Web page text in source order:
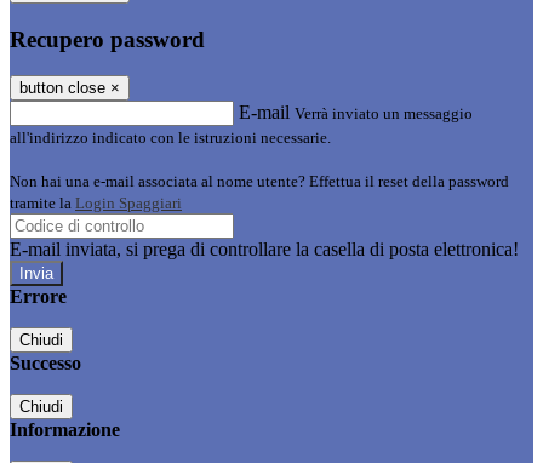
Recupero password
button close ×
E-mail Verrà inviato un messaggio
all'indirizzo indicato con le istruzioni necessarie.
Non hai una e-mail associata al nome utente? Effettua il reset della password
tramite la Login Spaggiari
E-mail inviata, si prega di controllare la casella di posta elettronica!
Errore
Chiudi
Successo
Chiudi
Informazione